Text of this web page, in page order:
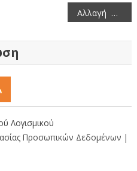
Αλλαγή Σκυτάλης στην Περιφερειακή Ενότητα Καστοριάς. Παράδοση-Παραλαβή Αντιπεριφερειάρχη.
Λογισμικού
Προσωπικών Δεδομένων |